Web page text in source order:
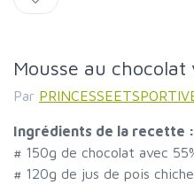
Mousse au chocolat
Par
Ingrédients de la recette :
# 150g de chocolat avec
# 120g de jus de pois